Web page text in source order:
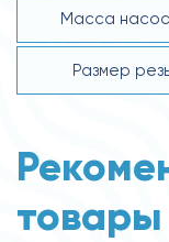
Масса
Размер
товары